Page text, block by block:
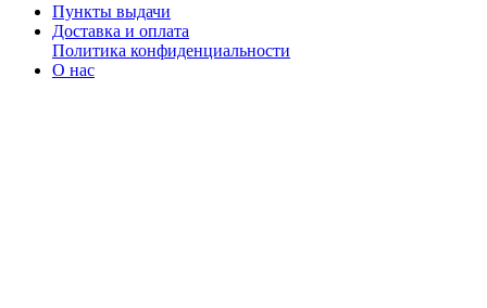
Пункты выдачи
Доставка и оплата
Политика конфиденциальности
О нас